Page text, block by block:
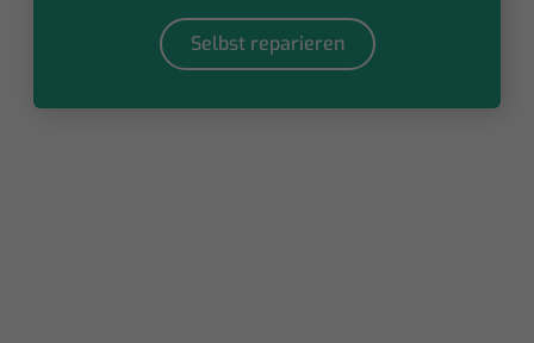
Selbst reparieren